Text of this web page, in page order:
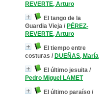
REVERTE, Arturo
El tango de la
Guardia Vieja / PÉREZ-
REVERTE, Arturo
El tiempo entre
costuras / DUEÑAS, María
El último jesuita /
Pedro Miguel LAMET
El último paraíso /